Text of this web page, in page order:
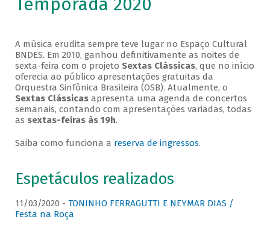
Temporada 2020
A música erudita sempre teve lugar no Espaço Cultural
BNDES. Em 2010, ganhou definitivamente as noites de
sexta-feira com o projeto Sextas Clássicas, que no início
oferecia ao público apresentações gratuitas da
Orquestra Sinfônica Brasileira (OSB). Atualmente, o
Sextas Clássicasapresenta uma agenda de concertos
semanais, contando com apresentações variadas, todas
as sextas-feiras às 19h.
Saiba como funciona a reserva de ingressos.
Espetáculos realizados
11/03/2020 - TONINHO FERRAGUTTI E NEYMAR DIAS /
Festa na Roça